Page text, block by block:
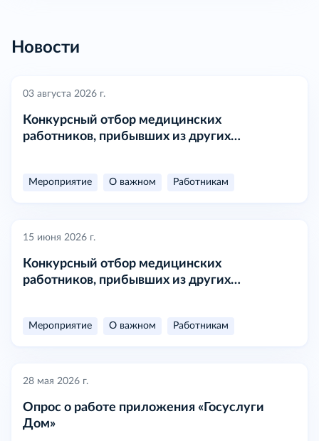
Новости
03 августа 2026 г.
Конкурсный отбор медицинских
работников, прибывших из других
Мероприятие О важном Работникам
15 июня 2026 г.
Конкурсный отбор медицинских
работников, прибывших из других
Мероприятие О важном Работникам
28 мая 2026 г.
Опрос о работе приложения «Госуслуги
Дом»